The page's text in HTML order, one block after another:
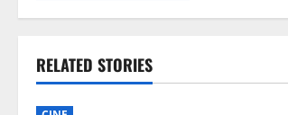
RELATED STORIES